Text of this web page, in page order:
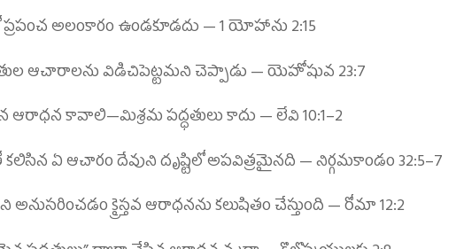
అలంకారం ఉండకూడదు —1 యోహాను 2:15
ఆచారాలను విడిచిపెట్టమని చెప్పాడు —యెహోషువ 23:7
ఆరాధన కావాలి—మిశ్రమ పద్ధతులు కాదు —లేవి 10:1–2
ఏ ఆచారం దేవుని దృష్టిలో అపవిత్రమైనది —నిర్గమకాండం 32:5–7
క్రైస్తవ ఆరాధనను కలుషితం చేస్తుంది —రోమా 12:2